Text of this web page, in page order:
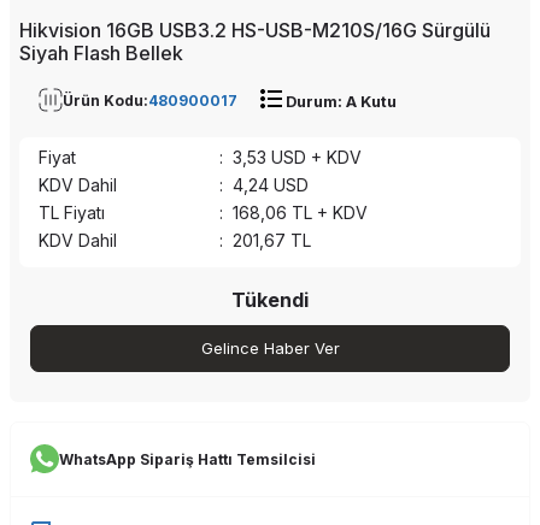
Hikvision 16GB USB3.2 HS-USB-M210S/16G Sürgülü
Siyah Flash Bellek
Ürün Kodu:480900017 Durum: A Kutu
Fiyat : 3,53 USD + KDV
KDV Dahil
: 4,24 USD
TL Fiyatı
: 168,06 TL + KDV
KDV Dahil
: 201,67 TL
Tükendi
Gelince Haber Ver
WhatsApp Sipariş Hattı Temsilcisi